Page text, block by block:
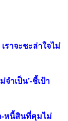
ราจะชะล่าใจไม่
จำเป็น’-ชี้เป้า
-หนี้สินที่คุมไม่